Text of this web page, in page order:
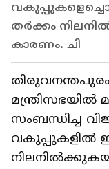
തർക്കം
കാരണം. ചി
മന്ത്രിസഭയിൽ
സംബന്ധിച്ച
വകുപ്പുകളിൽ